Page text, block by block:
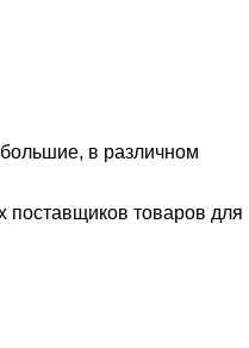
в различном
поставщиков товаров для